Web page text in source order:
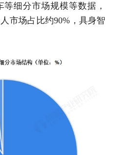
细分市场规模等数据，
市场占比约90%，具身智